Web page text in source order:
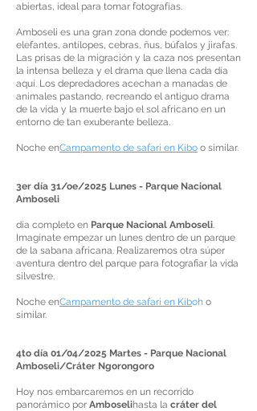
abiertas, ideal para tomar fotografías.
Amboseli es una gran zona donde podemos ver:
elefantes, antílopes, cebras, ñus, búfalos y jirafas.
Las prisas de la migración y la caza nos presentan
la intensa belleza y el drama que llena cada día
aquí. Los depredadores acechan a manadas de
animales pastando, recreando el antiguo drama
de la vida y la muerte bajo el sol africano en un
entorno de tan exuberante belleza.
Noche enCampamento de safari en Kibo o similar.
3er día 31/oe/2025 Lunes - Parque Nacional
Amboseli
día completo en Parque Nacional Amboseli.
Imagínate empezar un lunes dentro de un parque
de la sabana africana. Realizaremos otra súper
aventura dentro del parque para fotografiar la vida
silvestre.
Noche enCampamento de safari en Kiboh o
similar.
4to día 01/04/2025 Martes - Parque Nacional
Amboseli/Cráter Ngorongoro
Hoy nos embarcaremos en un recorrido
panorámico por Amboselihasta la cráter del